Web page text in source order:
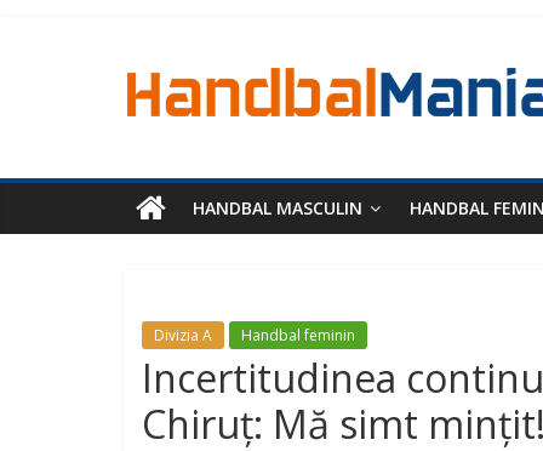
HANDBAL MASCULIN HANDBAL
Divizia A Handbal feminin
Incertitudinea
Chiruț: Mă simt